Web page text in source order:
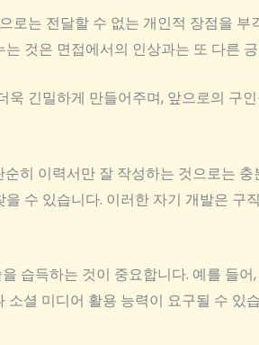
로는 전달할 수 없는 개인적 장점을
것은 면접에서의 인상과는 또 다른
긴밀하게 만들어주며, 앞으로의 구
히 이력서만 잘 작성하는 것으로는
수 있습니다. 이러한 자기 개발은 구
습득하는 것이 중요합니다. 예를 들
셜 미디어 활용 능력이 요구될 수 있